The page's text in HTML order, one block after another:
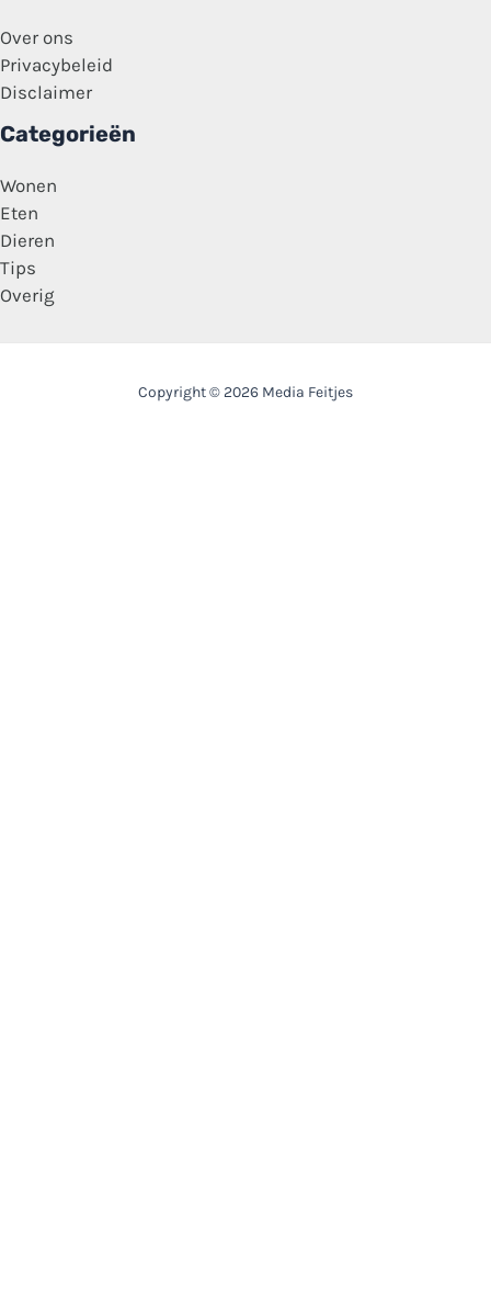
Over ons
Privacybeleid
Disclaimer
Categorieën
Wonen
Eten
Dieren
Tips
Overig
Copyright © 2026 Media Feitjes